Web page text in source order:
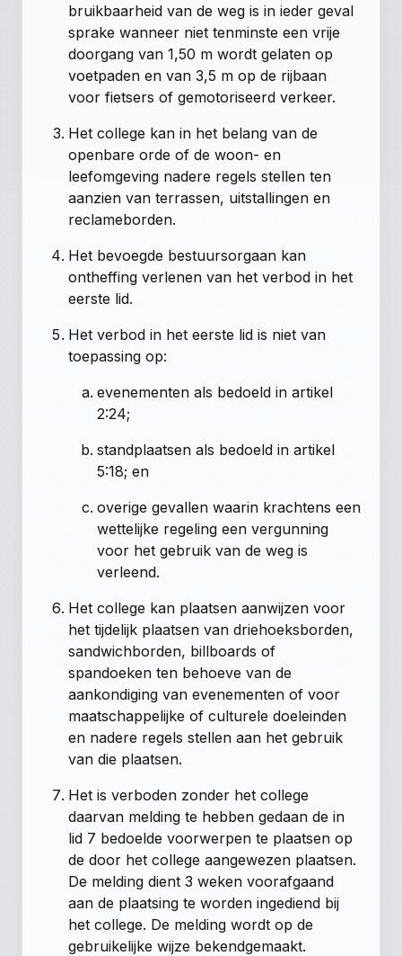
bruikbaarheid van de weg is in ieder geval
sprake wanneer niet tenminste een vrije
doorgang van 1,50 m wordt gelaten op
voetpaden en van 3,5 m op de rijbaan
voor fietsers of gemotoriseerd verkeer.
Het college kan in het belang van de
openbare orde of de woon- en
leefomgeving nadere regels stellen ten
aanzien van terrassen, uitstallingen en
reclameborden.
Het bevoegde bestuursorgaan kan
ontheffing verlenen van het verbod in het
eerste lid.
Het verbod in het eerste lid is niet van
toepassing op:
evenementen als bedoeld in artikel
2:24;
standplaatsen als bedoeld in artikel
5:18; en
overige gevallen waarin krachtens een
wettelijke regeling een vergunning
voor het gebruik van de weg is
verleend.
Het college kan plaatsen aanwijzen voor
het tijdelijk plaatsen van driehoeksborden,
sandwichborden, billboards of
spandoeken ten behoeve van de
aankondiging van evenementen of voor
maatschappelijke of culturele doeleinden
en nadere regels stellen aan het gebruik
van die plaatsen.
Het is verboden zonder het college
daarvan melding te hebben gedaan de in
lid 7 bedoelde voorwerpen te plaatsen op
de door het college aangewezen plaatsen.
De melding dient 3 weken voorafgaand
aan de plaatsing te worden ingediend bij
het college. De melding wordt op de
gebruikelijke wijze bekendgemaakt.